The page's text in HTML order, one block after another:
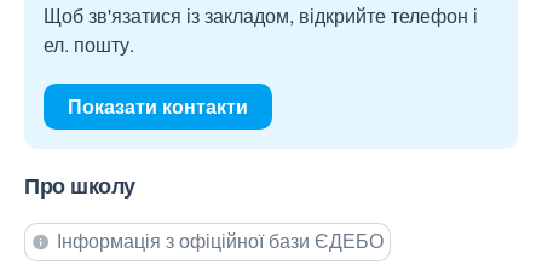
Щоб зв'язатися із закладом, відкрийте телефон і
ел. пошту.
Показати контакти
Про школу
Інформація з офіційної бази ЄДЕБО